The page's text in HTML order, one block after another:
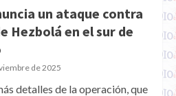
un ataque contra
Hezbolá en el sur de
de 2025
detalles de la operación, que